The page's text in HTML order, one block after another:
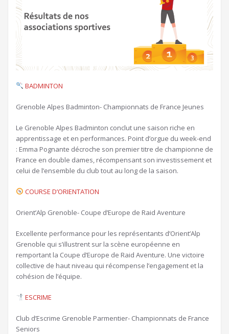
BADMINTON
Grenoble Alpes Badminton- Championnats de France Jeunes
Le Grenoble Alpes Badminton conclut une saison riche en
apprentissage et en performances. Point d’orgue du week-end
: Emma Pognante décroche son premier titre de championne de
France en double dames, récompensant son investissement et
celui de l’ensemble du club tout au long de la saison.
COURSE D’ORIENTATION
Orient’Alp Grenoble- Coupe d’Europe de Raid Aventure
Excellente performance pour les représentants d’Orient’Alp
Grenoble qui s’illustrent sur la scène européenne en
remportant la Coupe d’Europe de Raid Aventure. Une victoire
collective de haut niveau qui récompense l’engagement et la
cohésion de l’équipe.
ESCRIME
Club d’Escrime Grenoble Parmentier- Championnats de France
Seniors